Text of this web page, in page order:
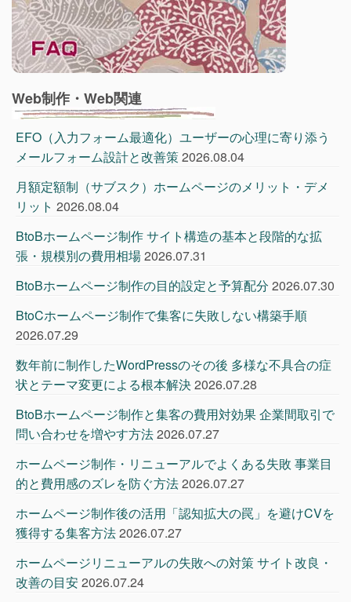
Web制作・Web関連
EFO（入力フォーム最適化）ユーザーの心理に寄り添う
メールフォーム設計と改善策2026.08.04
月額定額制（サブスク）ホームページのメリット・デメ
リット 2026.08.04
BtoBホームページ制作 サイト構造の基本と段階的な拡
張・規模別の費用相場2026.07.31
BtoBホームページ制作の目的設定と予算配分 2026.07.30
BtoCホームページ制作で集客に失敗しない構築手順
2026.07.29
数年前に制作したWordPressのその後 多様な不具合の症
状とテーマ変更による根本解決2026.07.28
BtoBホームページ制作と集客の費用対効果 企業間取引で
問い合わせを増やす方法2026.07.27
ホームページ制作・リニューアルでよくある失敗 事業目
的と費用感のズレを防ぐ方法2026.07.27
ホームページ制作後の活用「認知拡大の罠」を避けCVを
獲得する集客方法2026.07.27
ホームページリニューアルの失敗への対策 サイト改良・
改善の目安2026.07.24